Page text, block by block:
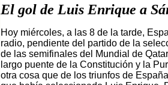
El gol de Luis Enrique a
Hoy miércoles, a las 8 de la tarde,
radio, pendiente del partido de la
de las semifinales del Mundial de
largo puente de la Constitución y la
otra cosa que de los triunfos de